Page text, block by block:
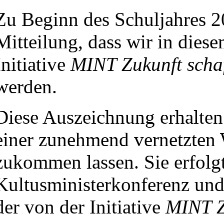
Beginn des Schuljahres
dass wir in
MINT Zukunft
Auszeichnung
zunehmend
lassen. Sie
von der Initiative MINT